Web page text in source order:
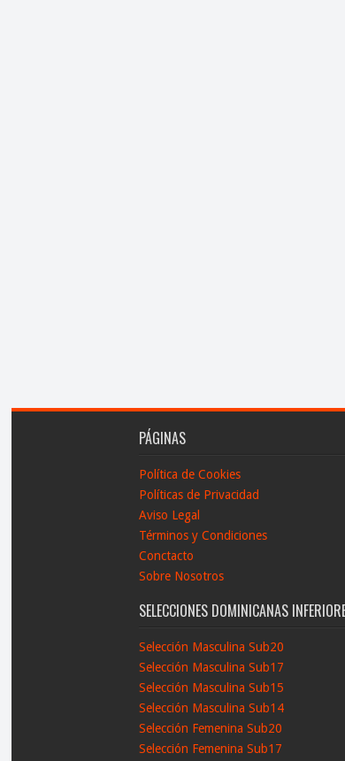
PÁGINAS
Política de Cookies
Políticas de Privacidad
Aviso Legal
Términos y Condiciones
Conctacto
Sobre Nosotros
SELECCIONES DOMINICANAS
Selección Masculina Sub20
Selección Masculina Sub17
Selección Masculina Sub15
Selección Masculina Sub14
Selección Femenina Sub20
Selección Femenina Sub17